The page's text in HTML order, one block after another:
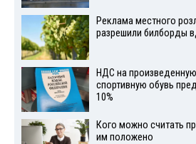
Реклама местного
разрешили билборды
НДС на
спортивную обувь
10%
Кого можно считать
им положено